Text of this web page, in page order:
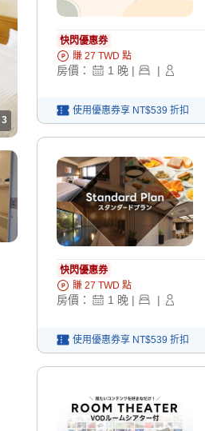
3
快閃優惠券
賺 27 TWD 點
房價： 1 晚 | |
使用優惠券享 NT$539 折扣
快閃優惠券
賺 27 TWD 點
房價： 1 晚 | |
使用優惠券享 NT$539 折扣